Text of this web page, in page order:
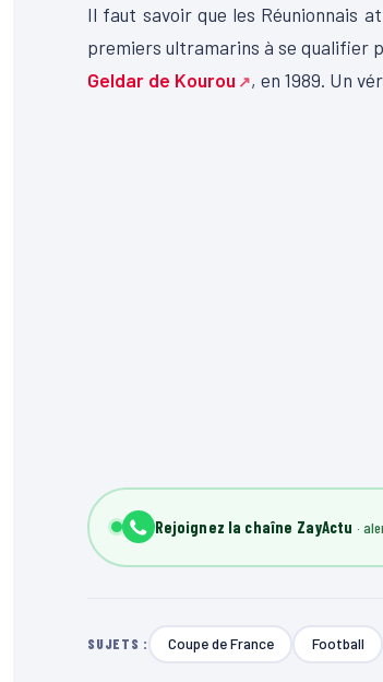
Il faut savoir que les Réunionnais
premiers ultramarins à se qualifier
Geldar de Kourou
, en 1989. Un
Rejoignez la chaîne ZayActu
SUJETS : Coupe de France Football